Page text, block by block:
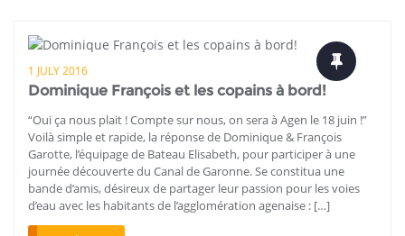
1 JULY 2016
Dominique François et les copains à bord!
“Oui ça nous plait ! Compte sur nous, on sera à Agen le 18 juin !”
Voilà simple et rapide, la réponse de Dominique & François
Garotte, l’équipage de Bateau Elisabeth, pour participer à une
journée découverte du Canal de Garonne. Se constitua une
bande d’amis, désireux de partager leur passion pour les voies
d’eau avec les habitants de l’agglomération agenaise : […]